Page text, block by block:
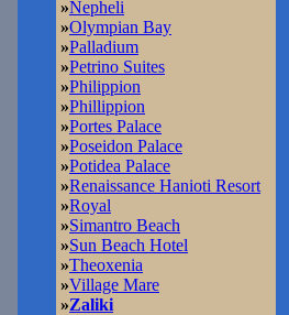
»Nepheli
»Olympian Bay
»Palladium
»Petrino Suites
»Philippion
»Phillippion
»Portes Palace
»Poseidon Palace
»Potidea Palace
»Renaissance Hanioti Resort
»Royal
»Simantro Beach
»Sun Beach Hotel
»Theoxenia
»Village Mare
»Zaliki